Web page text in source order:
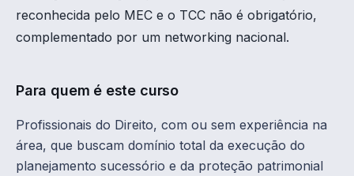
reconhecida pelo MEC e o TCC não é obrigatório,
complementado por um networking nacional.
Para quem é este curso
Profissionais do Direito, com ou sem experiência na
área, que buscam domínio total da execução do
planejamento sucessório e da proteção patrimonial